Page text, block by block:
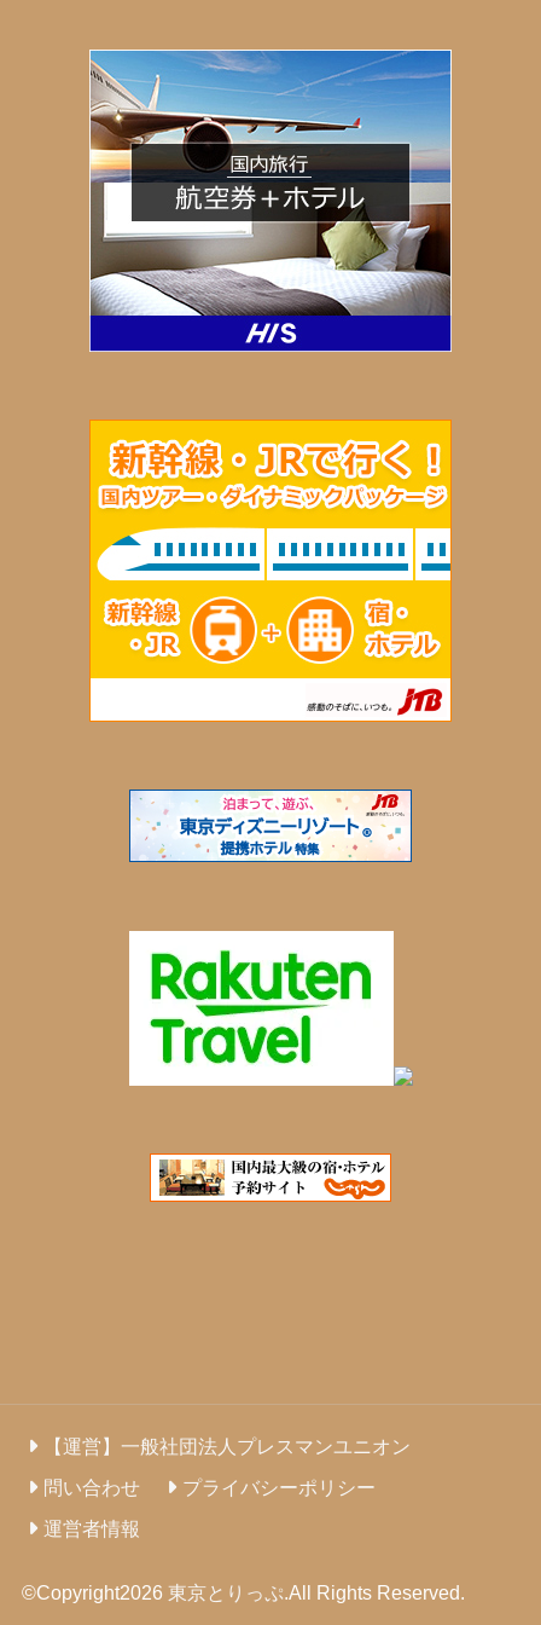
【運営】一般社団法人プレスマンユニオン
問い合わせ
プライバシーポリシー
運営者情報
©Copyright2026 東京とりっぷ.All Rights Reserved.